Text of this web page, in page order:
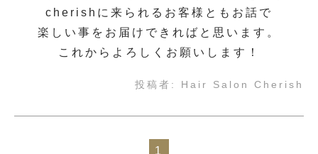
cherishに来られるお客様ともお話で
楽しい事をお届けできればと思います。
これからよろしくお願いします！
投稿者: Hair Salon Cherish
1